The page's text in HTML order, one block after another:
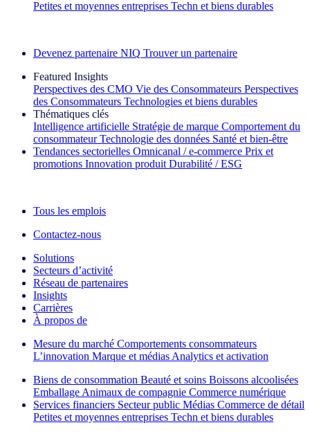
Petites et moyennes entreprises Techn et biens durables
Devenez partenaire NIQ Trouver un partenaire
Featured Insights
Perspectives des CMO Vie des Consommateurs Perspectives
des Consommateurs Technologies et biens durables
Thématiques clés
Intelligence artificielle Stratégie de marque Comportement du
consommateur Technologie des données Santé et bien‑être
Tendances sectorielles Omnicanal / e‑commerce Prix et
promotions Innovation produit Durabilité / ESG
Tous les emplois
Contactez-nous
Solutions
Secteurs d’activité
Réseau de partenaires
Insights
Carrières
À propos de
Mesure du marché Comportements consommateurs
L’innovation Marque et médias Analytics et activation
Biens de consommation Beauté et soins Boissons alcoolisées
Emballage Animaux de compagnie Commerce numérique
Services financiers Secteur public Médias Commerce de détail
Petites et moyennes entreprises Techn et biens durables